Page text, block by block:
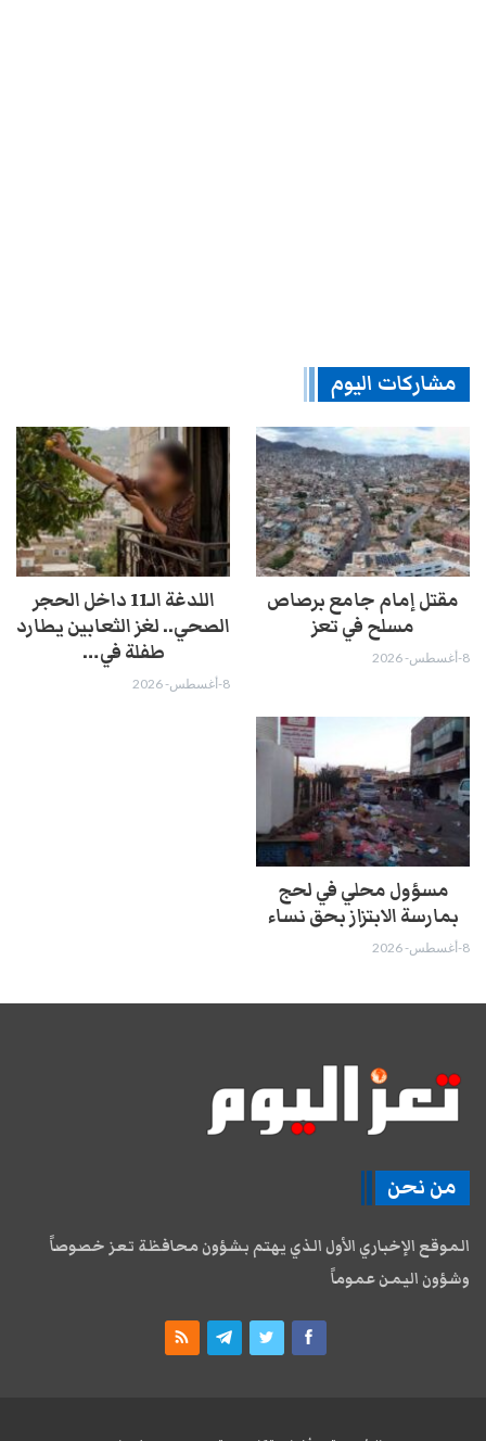
مشاركات اليوم
مقتل إمام جامع برصاص
مسلح في تعز
8-أغسطس- 2026
اللدغة الـ11 داخل الحجر
الصحي.. لغز الثعابين يطارد
طفلة في…
8-أغسطس- 2026
مسؤول محلي في لحج
بمارسة الابتزاز بحق نساء
8-أغسطس- 2026
من نحن
الموقع الإخباري الأول الذي يهتم بشؤون محافظة تعز خصوصاً
وشؤون اليمن عموماً